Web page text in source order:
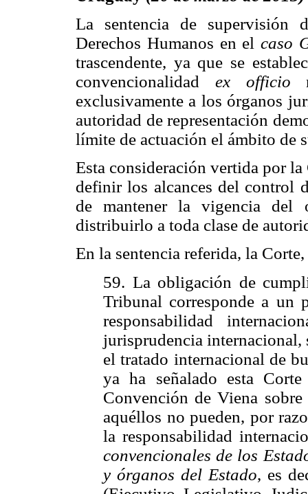
La sentencia de supervisión
Derechos Humanos en elcaso
trascendente, ya que se
convencionalidad ex officio
exclusivamente a los órganos
autoridad de representación
límite de actuación el ámbito de
Esta consideración vertida por la
definir los alcances del control
de mantener la vigencia del
distribuirlo a toda clase de
En la sentencia referida, la
59. La obligación de
Tribunal corresponde a un
responsabilidad
jurisprudencia internacional,
el tratado internacional de
ya ha señalado esta
Convención de Viena
aquéllos no pueden, por
la responsabilidad
convencionales de los
y órganos del Estado, es